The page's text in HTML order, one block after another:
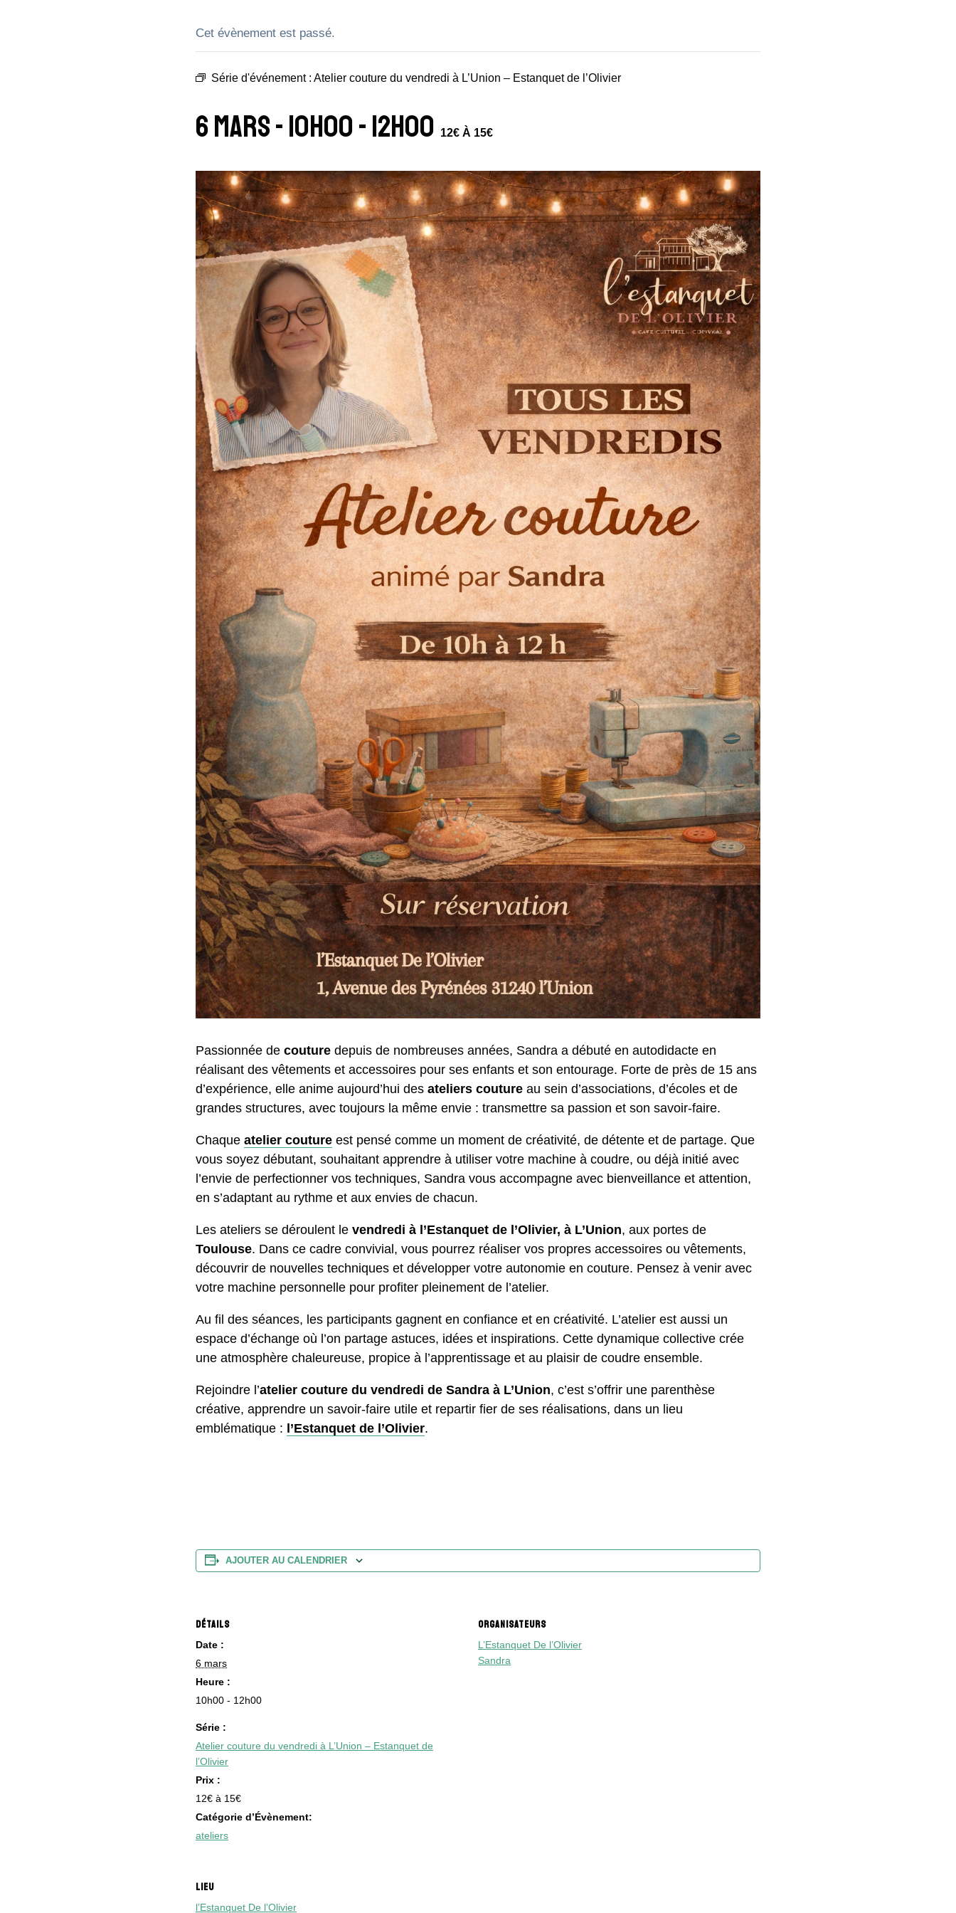
Cet évènement est passé.
Série d'événement : Atelier couture du vendredi à L’Union – Estanquet de l’Olivier
6 Mars - 10h00-12h00 12€ À 15€
Passionnée de couture depuis de nombreuses années, Sandra a débuté en autodidacte en
réalisant des vêtements et accessoires pour ses enfants et son entourage. Forte de près de 15 ans
d’expérience, elle anime aujourd’hui des ateliers couture au sein d’associations, d’écoles et de
grandes structures, avec toujours la même envie : transmettre sa passion et son savoir-faire.
Chaque atelier couture est pensé comme un moment de créativité, de détente et de partage. Que
vous soyez débutant, souhaitant apprendre à utiliser votre machine à coudre, ou déjà initié avec
l’envie de perfectionner vos techniques, Sandra vous accompagne avec bienveillance et attention,
en s’adaptant au rythme et aux envies de chacun.
Les ateliers se déroulent le vendredi à l’Estanquet de l’Olivier, à L’Union, aux portes de
Toulouse. Dans ce cadre convivial, vous pourrez réaliser vos propres accessoires ou vêtements,
découvrir de nouvelles techniques et développer votre autonomie en couture. Pensez à venir avec
votre machine personnelle pour profiter pleinement de l’atelier.
Au fil des séances, les participants gagnent en confiance et en créativité. L’atelier est aussi un
espace d’échange où l’on partage astuces, idées et inspirations. Cette dynamique collective crée
une atmosphère chaleureuse, propice à l’apprentissage et au plaisir de coudre ensemble.
Rejoindre l’atelier couture du vendredi de Sandra à L’Union, c’est s’offrir une parenthèse
créative, apprendre un savoir-faire utile et repartir fier de ses réalisations, dans un lieu
emblématique : l’Estanquet de l’Olivier.
AJOUTER AU CALENDRIER
DÉTAILS
Date :
6 mars
Heure :
10h00 - 12h00
Série :
Atelier couture du vendredi à L’Union – Estanquet de
l’Olivier
Prix :
12€ à 15€
Catégorie d’Évènement:
ateliers
ORGANISATEURS
L’Estanquet De l’Olivier
Sandra
LIEU
l’Estanquet De l’Olivier